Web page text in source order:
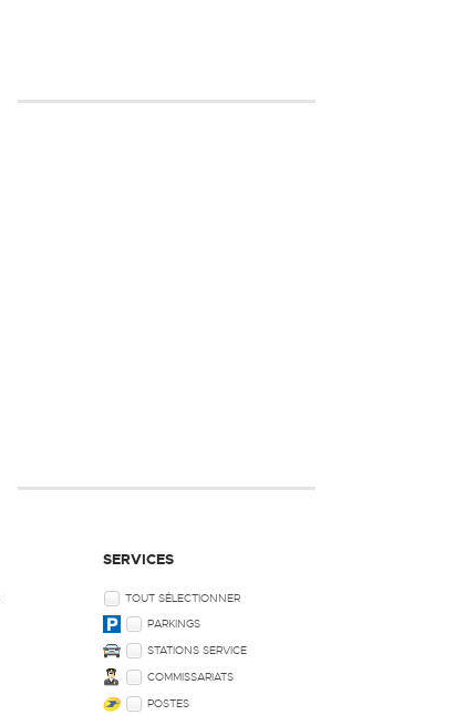
SERVICES
TOUT SÉLECTIONNER
PARKINGS
STATIONS SERVICE
COMMISSARIATS
POSTES